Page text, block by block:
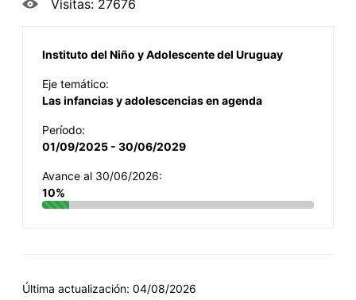
Visitas: 27676
Instituto del Niño y Adolescente del Uruguay
Eje temático:
Las infancias y adolescencias en agenda
Período:
01/09/2025 - 30/06/2029
Avance al 30/06/2026:
10%
Última actualización: 04/08/2026